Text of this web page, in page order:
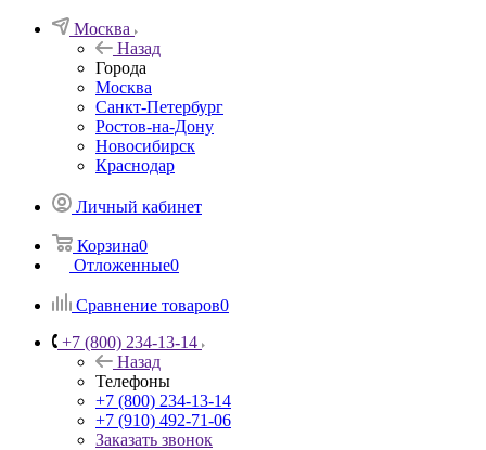
Москва
Назад
Города
Москва
Санкт-Петербург
Ростов-на-Дону
Новосибирск
Краснодар
Личный кабинет
Корзина0
Отложенные0
Сравнение товаров0
+7 (800) 234-13-14
Назад
Телефоны
+7 (800) 234-13-14
+7 (910) 492-71-06
Заказать звонок